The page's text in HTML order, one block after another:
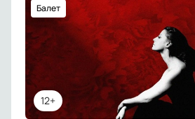
12+
Балет